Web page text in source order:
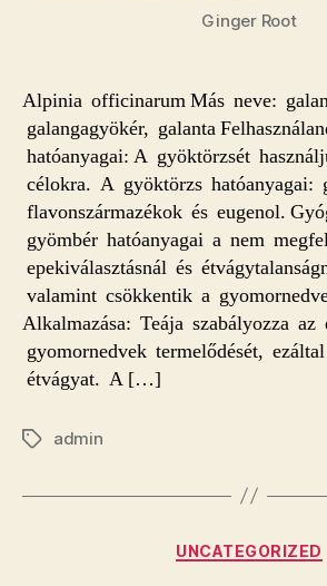
Ginger Root
Alpinia officinarum Más neve:
galangagyökér, galanta
hatóanyagai: A gyöktörzsét
célokra. A gyöktörzs hatóanyagai:
flavonszármazékok és eugenol.
gyömbér hatóanyagai a nem
epekiválasztásnál és
valamint csökkentik a
Alkalmazása: Teája szabályozza az
gyomornedvek termelődését,
étvágyat. A […]
Címkékadmin
UNCATEGORIZED